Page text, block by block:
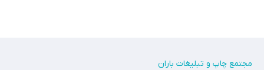
مجتمع چاپ و تبلیغات باران